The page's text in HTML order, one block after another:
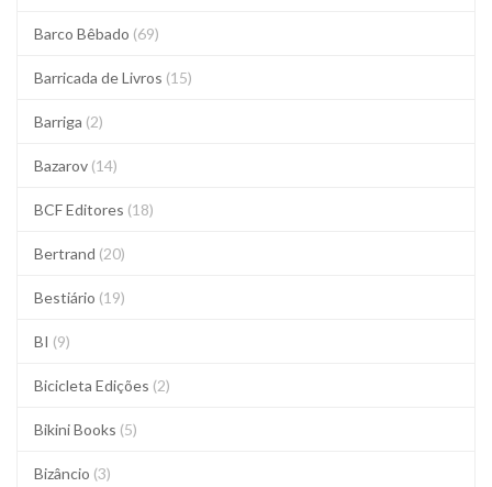
Barco Bêbado (69)
Barricada de Livros (15)
Barriga (2)
Bazarov (14)
BCF Editores (18)
Bertrand (20)
Bestiário (19)
BI (9)
Bicicleta Edições (2)
Bikini Books (5)
Bizâncio (3)